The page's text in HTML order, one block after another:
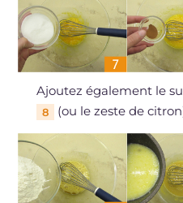
Ajoutez également le
8 (ou le zeste de